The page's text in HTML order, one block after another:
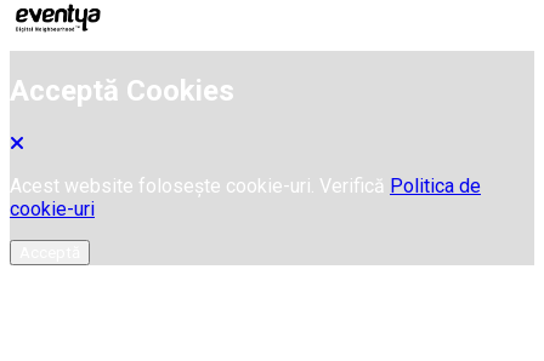
Acceptă Cookies
Acest website folosește cookie-uri. Verifică Politica de
cookie-uri